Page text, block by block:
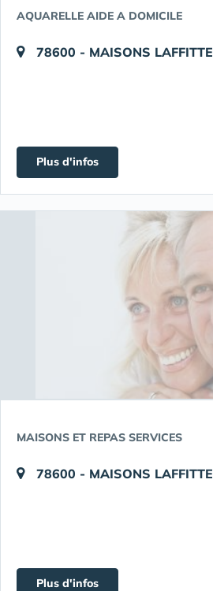
AQUARELLE AIDE A DOMICILE
78600 - MAISONS LAFFITTE
Plus d'infos
MAISONS ET REPAS SERVICES
78600 - MAISONS LAFFITTE
Plus d'infos